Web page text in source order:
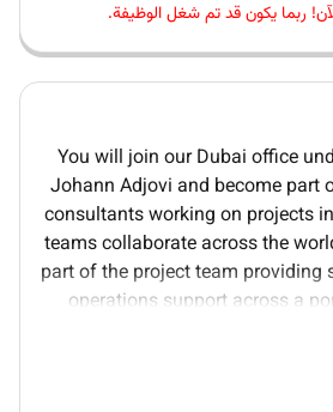
ربما يكون قد تم شغل الوظيفة.
You will join our Dubai office
Johann Adjovi and become part
consultants working on projects
teams collaborate across the
part of the project team providing
operations support across a
You will gain client exposure
lead work streams and develop